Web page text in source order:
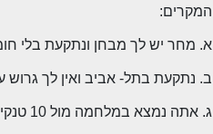
המקרים:
א. מחר יש לך מבחן ונתקעת בלי
ב. נתקעת בתל- אביב ואין לך גרוש
ג. אתה נמצא במלחמה מול 10 טנקים.